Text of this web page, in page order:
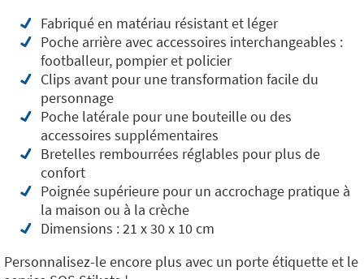
Fabriqué en matériau résistant et léger
Poche arrière avec accessoires interchangeables :
footballeur, pompier et policier
Clips avant pour une transformation facile du
personnage
Poche latérale pour une bouteille ou des
accessoires supplémentaires
Bretelles rembourrées réglables pour plus de
confort
Poignée supérieure pour un accrochage pratique à
la maison ou à la crèche
Dimensions : 21 x 30 x 10 cm
Personnalisez-le encore plus avec un porte étiquette et le